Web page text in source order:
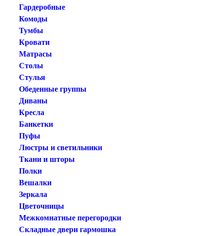
Гардеробные
Комоды
Тумбы
Кровати
Матрасы
Столы
Стулья
Обеденные группы
Диваны
Кресла
Банкетки
Пуфы
Люстры и светильники
Ткани и шторы
Полки
Вешалки
Зеркала
Цветочницы
Межкомнатные перегородки
Складные двери гармошка